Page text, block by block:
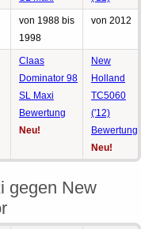
von 1988 bis
1998
von 2012
Claas
Dominator 98
SL Maxi
Bewertung
Neu!
New
Holland
TC5060
('12)
Bewertung
Neu!
gegen New